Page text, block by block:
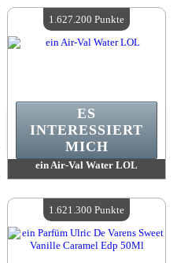
Verfügbare Menge:4
ein Air-Val Water LOL
Verfügbare Menge:4
ES
INTERESSIERT
MICH
1.627.200 Punkte
1.621.300 Punkte